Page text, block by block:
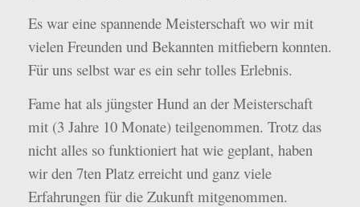
Es war eine spannende Meisterschaft wo wir mit
vielen Freunden und Bekannten mitfiebern konnten.
Für uns selbst war es ein sehr tolles Erlebnis.
Fame hat als jüngster Hund an der Meisterschaft
mit (3 Jahre 10 Monate) teilgenommen. Trotz das
nicht alles so funktioniert hat wie geplant, haben
wir den 7ten Platz erreicht und ganz viele
Erfahrungen für die Zukunft mitgenommen.